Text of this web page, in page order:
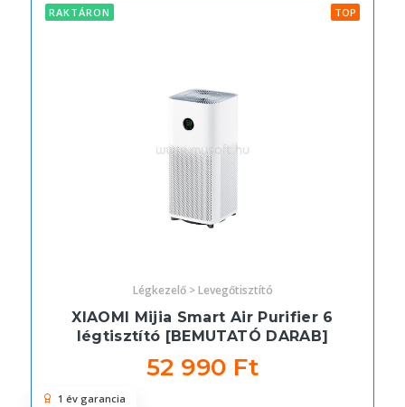
RAKTÁRON TOP
Légkezelő > Levegőtisztító
XIAOMI Mijia Smart Air Purifier 6
légtisztító [BEMUTATÓ DARAB]
52 990 Ft
1 év garancia